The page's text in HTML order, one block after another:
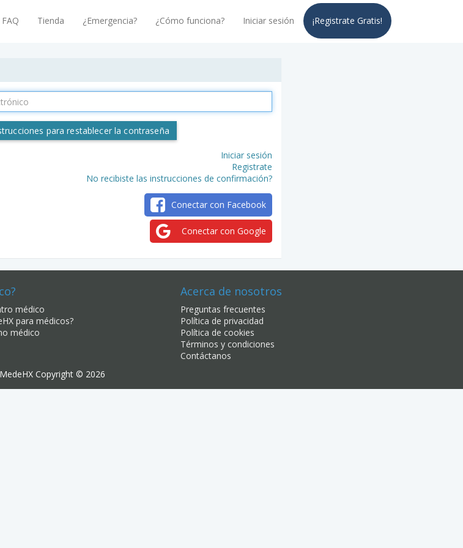
FAQ Tienda ¿Emergencia? ¿Cómo funciona? Iniciar sesión ¡Registrate Gratis!
Iniciar sesión
Registrate
No recibiste las instrucciones de confirmación?
Conectar con Facebook
Conectar con Google
médico
para médicos?
médico
Acerca de nosotros
Preguntas frecuentes
Política de privacidad
Política de cookies
Términos y condiciones
Contáctanos
MedeHX Copyright © 2026